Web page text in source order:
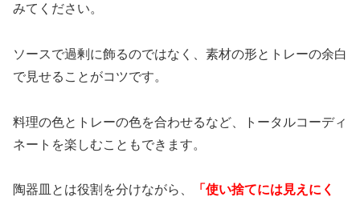
みてください。
ソースで過剰に飾るのではなく、素材の形とトレーの余白
で見せることがコツです。
料理の色とトレーの色を合わせるなど、トータルコーディ
ネートを楽しむこともできます。
陶器皿とは役割を分けながら、
「使い捨てには見えにく